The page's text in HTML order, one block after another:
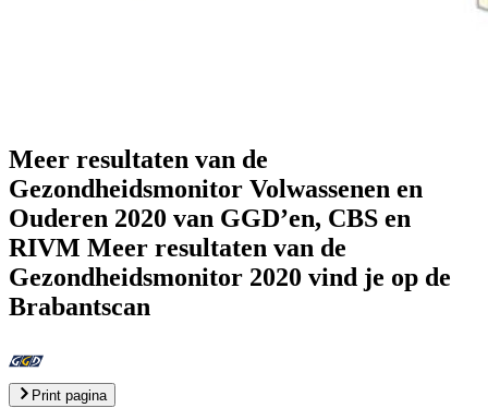
Meer resultaten van de
Gezondheidsmonitor Volwassenen en
Ouderen 2020 van GGD’en, CBS en
RIVM Meer resultaten van de
Gezondheidsmonitor 2020 vind je op de
Brabantscan
Print pagina